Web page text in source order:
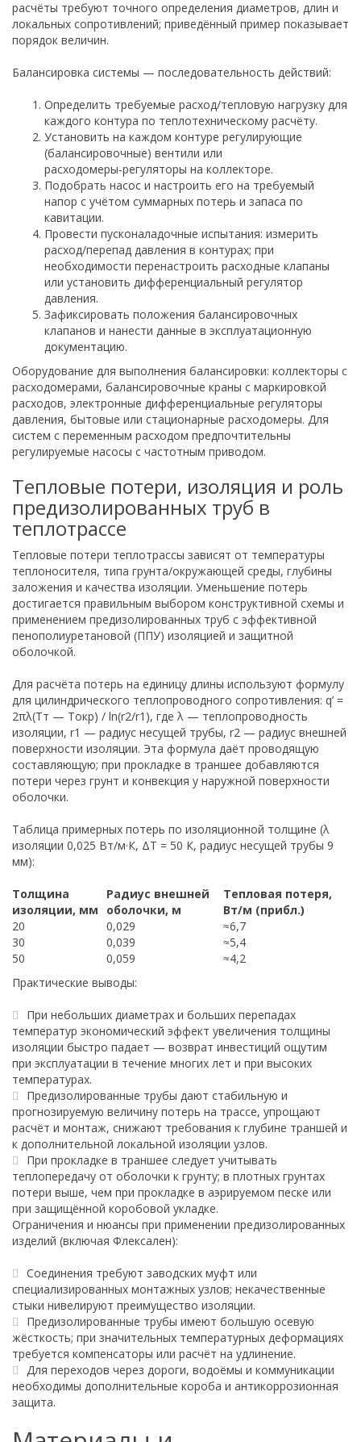
расчёты требуют точного определения диаметров, длин и
локальных сопротивлений; приведённый пример показывает
порядок величин.
Балансировка системы — последовательность действий:
Определить требуемые расход/тепловую нагрузку для
каждого контура по теплотехническому расчёту.
Установить на каждом контуре регулирующие
(балансировочные) вентили или
расходомеры‑регуляторы на коллекторе.
Подобрать насос и настроить его на требуемый
напор с учётом суммарных потерь и запаса по
кавитации.
Провести пусконаладочные испытания: измерить
расход/перепад давления в контурах; при
необходимости перенастроить расходные клапаны
или установить дифференциальный регулятор
давления.
Зафиксировать положения балансировочных
клапанов и нанести данные в эксплуатационную
документацию.
Оборудование для выполнения балансировки: коллекторы с
расходомерами, балансировочные краны с маркировкой
расходов, электронные дифференциальные регуляторы
давления, бытовые или стационарные расходомеры. Для
систем с переменным расходом предпочтительны
регулируемые насосы с частотным приводом.
Тепловые потери, изоляция и роль
предизолированных труб в
теплотрассе
Тепловые потери теплотрассы зависят от температуры
теплоносителя, типа грунта/окружающей среды, глубины
заложения и качества изоляции. Уменьшение потерь
достигается правильным выбором конструктивной схемы и
применением предизолированных труб с эффективной
пенополиуретановой (ППУ) изоляцией и защитной
оболочкой.
Для расчёта потерь на единицу длины используют формулу
для цилиндрического теплопроводного сопротивления: q’ =
2πλ(Tт — Tокр) / ln(r2/r1), где λ — теплопроводность
изоляции, r1 — радиус несущей трубы, r2 — радиус внешней
поверхности изоляции. Эта формула даёт проводящую
составляющую; при прокладке в траншее добавляются
потери через грунт и конвекция у наружной поверхности
оболочки.
Таблица примерных потерь по изоляционной толщине (λ
изоляции 0,025 Вт/м·К, ΔT = 50 К, радиус несущей трубы 9
мм):
Толщина
изоляции, мм
Радиус внешней
оболочки, м
Тепловая потеря,
Вт/м (прибл.)
20
0,029
≈6,7
30
0,039
≈5,4
50
0,059
≈4,2
Практические выводы:
При небольших диаметрах и больших перепадах
температур экономический эффект увеличения толщины
изоляции быстро падает — возврат инвестиций ощутим
при эксплуатации в течение многих лет и при высоких
температурах.
Предизолированные трубы дают стабильную и
прогнозируемую величину потерь на трассе, упрощают
расчёт и монтаж, снижают требования к глубине траншей и
к дополнительной локальной изоляции узлов.
При прокладке в траншее следует учитывать
теплопередачу от оболочки к грунту; в плотных грунтах
потери выше, чем при прокладке в аэрируемом песке или
при защищённой коробовой укладке.
Ограничения и нюансы при применении предизолированных
изделий (включая Флексален):
Соединения требуют заводских муфт или
специализированных монтажных узлов; некачественные
стыки нивелируют преимущество изоляции.
Предизолированные трубы имеют большую осевую
жёсткость; при значительных температурных деформациях
требуется компенсаторы или расчёт на удлинение.
Для переходов через дороги, водоёмы и коммуникации
необходимы дополнительные короба и антикоррозионная
защита.